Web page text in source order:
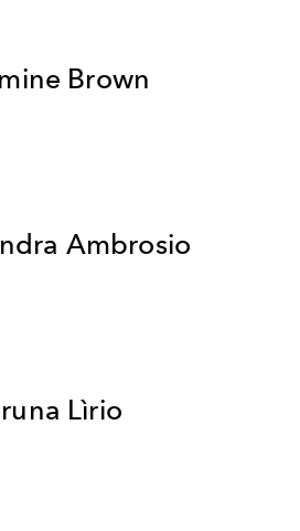
Brown
Ambrosio
Lìrio